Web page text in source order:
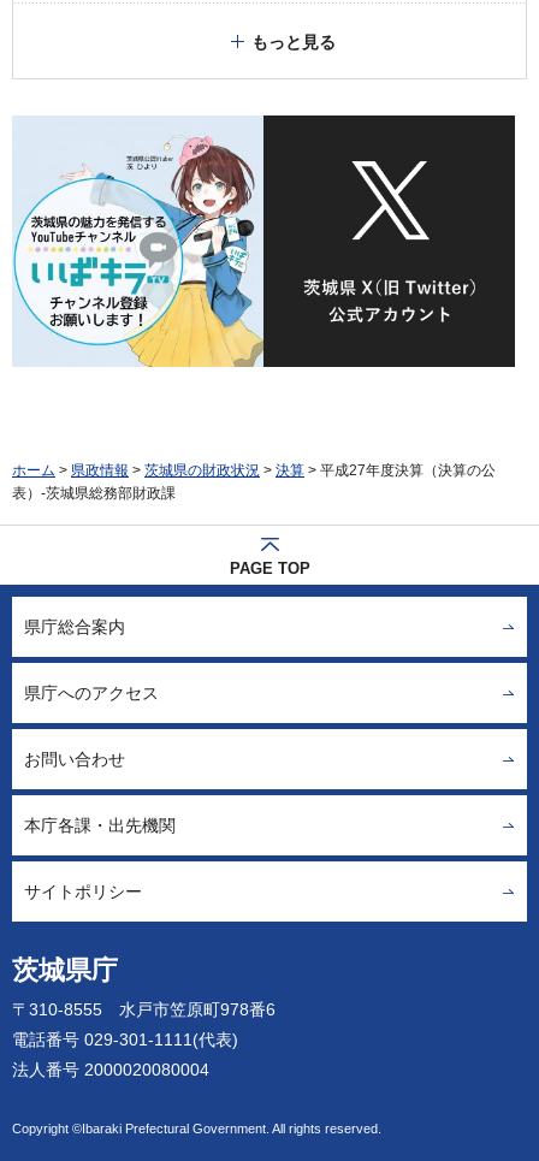
もっと見る
ホーム > 県政情報 > 茨城県の財政状況 > 決算 > 平成27年度決算（決算の公
表）-茨城県総務部財政課
PAGE TOP
茨城県庁
〒310-8555 水戸市笠原町978番6
電話番号 029-301-1111(代表)
法人番号 2000020080004
Copyright ©Ibaraki Prefectural Government. All rights reserved.
県庁総合案内
県庁へのアクセス
お問い合わせ
本庁各課・出先機関
サイトポリシー